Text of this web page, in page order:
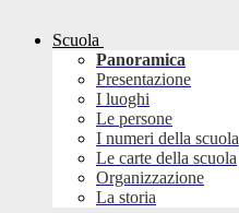
Scuola
Panoramica
Presentazione
I luoghi
Le persone
I numeri della scuola
Le carte della scuola
Organizzazione
La storia